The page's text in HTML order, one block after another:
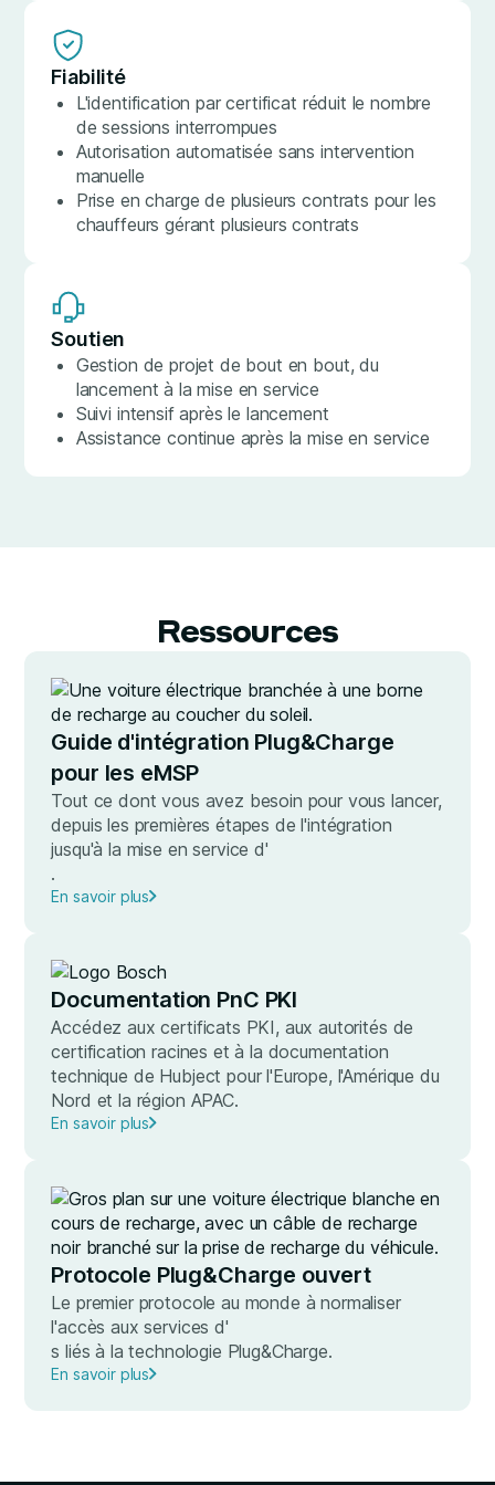
Fiabilité
L'identification par certificat réduit le nombre
de sessions interrompues
Autorisation automatisée sans intervention
manuelle
Prise en charge de plusieurs contrats pour les
chauffeurs gérant plusieurs contrats
Soutien
Gestion de projet de bout en bout, du
lancement à la mise en service
Suivi intensif après le lancement
Assistance continue après la mise en service
Ressources
Guide d'intégration Plug&Charge
pour les eMSP
Tout ce dont vous avez besoin pour vous lancer,
depuis les premières étapes de l'intégration
jusqu'à la mise en service d'
.
En savoir plus
Documentation PnC PKI
Accédez aux certificats PKI, aux autorités de
certification racines et à la documentation
technique de Hubject pour l'Europe, l'Amérique du
Nord et la région APAC.
En savoir plus
Protocole Plug&Charge ouvert
Le premier protocole au monde à normaliser
l'accès aux services d'
s liés à la technologie Plug&Charge.
En savoir plus